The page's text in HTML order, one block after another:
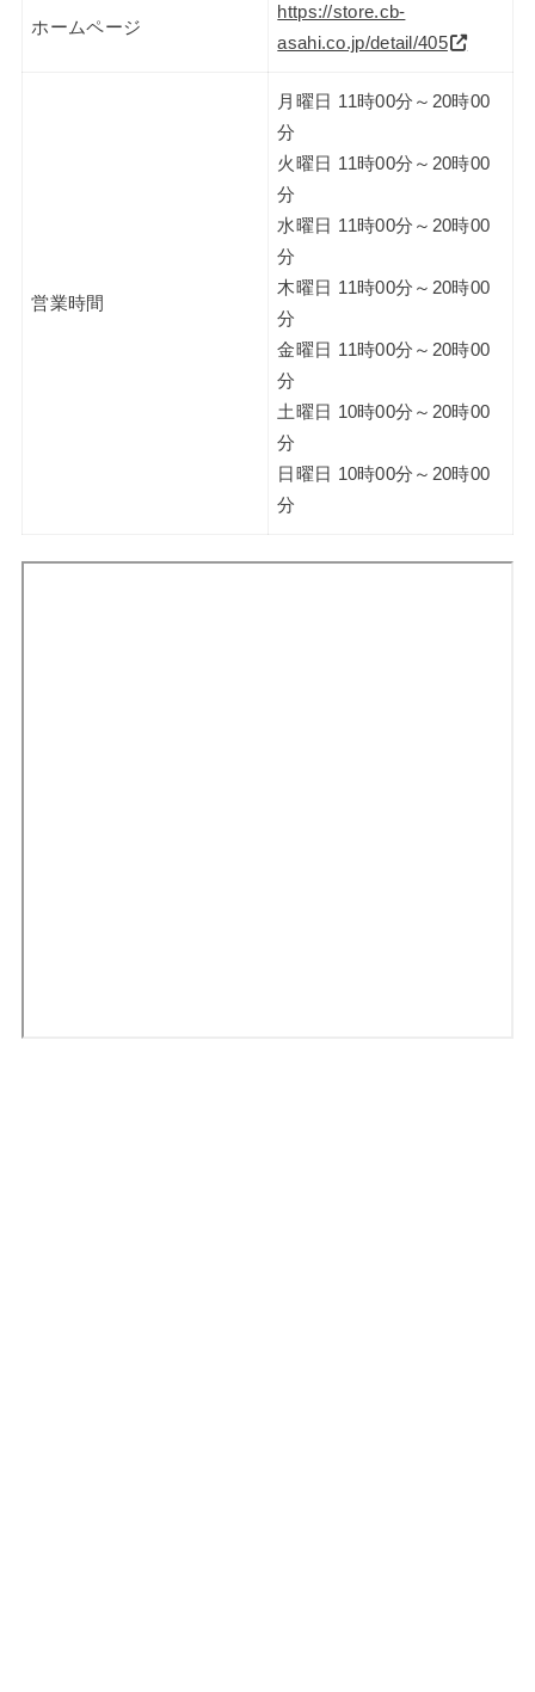
ホームページ
https://store.cb-
asahi.co.jp/detail/405
営業時間
月曜日 11時00分～20時00
分
火曜日 11時00分～20時00
分
水曜日 11時00分～20時00
分
木曜日 11時00分～20時00
分
金曜日 11時00分～20時00
分
土曜日 10時00分～20時00
分
日曜日 10時00分～20時00
分